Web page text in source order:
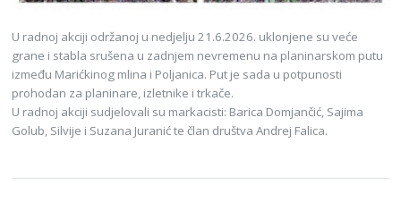
U radnoj akciji održanoj u nedjelju 21.6.2026. uklonjene su veće
grane i stabla srušena u zadnjem nevremenu na planinarskom putu
između Marićkinog mlina i Poljanica. Put je sada u potpunosti
prohodan za planinare, izletnike i trkače.
U radnoj akciji sudjelovali su markacisti: Barica Domjančić, Sajima
Golub, Silvije i Suzana Juranić te član društva Andrej Falica.